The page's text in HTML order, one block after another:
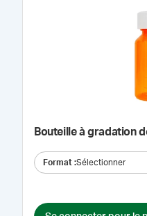
Bouteille à gradation
Format :Sélectionner